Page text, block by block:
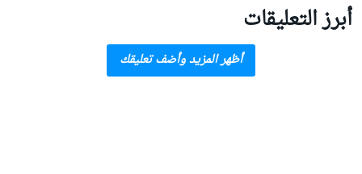
أبرز التعليقات
أظهر المزيد وأضف تعليقك